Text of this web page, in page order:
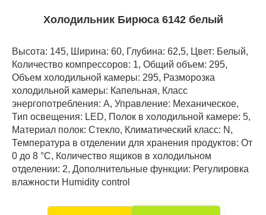
Холодильник Бирюса 6142 белый
Высота: 145, Ширина: 60, Глубина: 62,5, Цвет: Белый,
Количество компрессоров: 1, Общий объем: 295,
Объем холодильной камеры: 295, Разморозка
холодильной камеры: Капельная, Класс
энергопотребления: А, Управление: Механическое,
Тип освещения: LED, Полок в холодильной камере: 5,
Материал полок: Стекло, Климатический класс: N,
Температура в отделении для хранения продуктов: От
0 до 8 °C, Количество ящиков в холодильном
отделении: 2, Дополнительные функции: Регулировка
влажности Humidity control